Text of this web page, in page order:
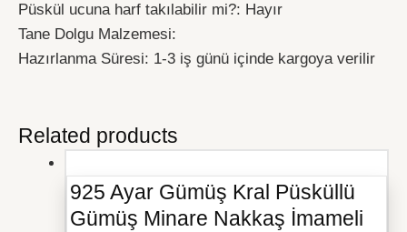
Püskül ucuna harf takılabilir mi?: Hayır
Tane Dolgu Malzemesi:
Hazırlanma Süresi: 1-3 iş günü içinde kargoya verilir
Related products
925 Ayar Gümüş Kral Püsküllü
Gümüş Minare Nakkaş İmameli